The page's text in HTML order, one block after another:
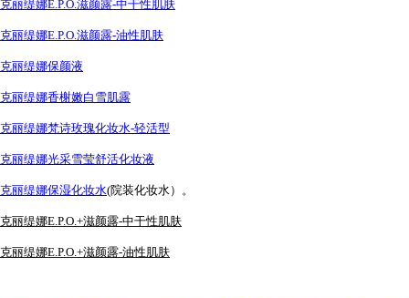
克丽缇娜E.P.O.滋颜露-中干性肌肤
克丽缇娜E.P.O.滋颜露-油性肌肤
克丽缇娜保颜液
克丽缇娜香榭嫩白雪肌露
克丽缇娜梵诗玫瑰化妆水-轻活型
克丽缇娜光采雪莹舒活化妆液
克丽缇娜保湿化妆水(院装化妆水）。
克丽缇娜E.P.O.+滋颜露-中干性肌肤
克丽缇娜E.P.O.+滋颜露-油性肌肤